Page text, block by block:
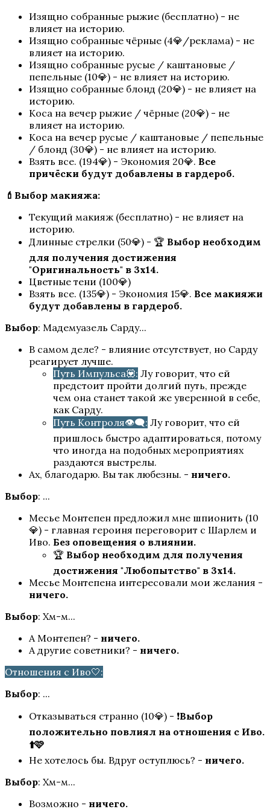
Изящно собранные рыжие (бесплатно) - не
влияет на историю.
Изящно собранные чёрные (4💎/реклама) - не
влияет на историю.
Изящно собранные русые / каштановые /
пепельные (10💎) - не влияет на историю.
Изящно собранные блонд (20💎) - не влияет на
историю.
Коса на вечер рыжие / чёрные (20💎) - не
влияет на историю.
Коса на вечер русые / каштановые / пепельные
/ блонд (30💎) - не влияет на историю.
Взять все. (194💎) - Экономия 20💎. Все
причёски будут добавлены в гардероб.
💄Выбор макияжа:
Текущий макияж (бесплатно) - не влияет на
историю.
Длинные стрелки (50💎) - 🏆 Выбор необходим
для получения достижения
"Оригинальность" в 3х14.
Цветные тени (100💎)
Взять все. (135💎) - Экономия 15💎. Все макияжи
будут добавлены в гардероб.
Выбор: Мадемуазель Сарду...
В самом деле? - влияние отсутствует, но Сарду
реагирует лучше.
Путь Импульса💟: Лу говорит, что ей
предстоит пройти долгий путь, прежде
чем она станет такой же уверенной в себе,
как Сарду.
Путь Контроля👁️‍🗨️: Лу говорит, что ей
пришлось быстро адаптироваться, потому
что иногда на подобных мероприятиях
раздаются выстрелы.
Ах, благодарю. Вы так любезны. - ничего.
Выбор: ...
Месье Монтепен предложил мне шпионить (10
💎) - главная героиня переговорит с Шарлем и
Иво. Без оповещения о влиянии.
🏆 Выбор необходим для получения
достижения "Любопытство" в 3х14.
Месье Монтепена интересовали мои желания -
ничего.
Выбор: Хм-м...
А Монтепен? - ничего.
А другие советники? - ничего.
Отношения с Иво🤍:
Выбор: ...
Отказываться странно (10💎) - ❗Выбор
положительно повлиял на отношения с Иво.
⬆️🩷
Не хотелось бы. Вдруг оступлюсь? - ничего.
Выбор: Хм-м...
Возможно - ничего.